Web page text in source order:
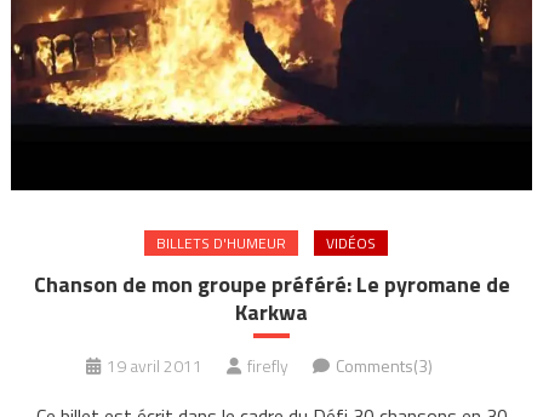
BILLETS D'HUMEUR VIDÉOS
Chanson de mon groupe préféré: Le pyromane de
Karkwa
19 avril 2011 firefly Comments(3)